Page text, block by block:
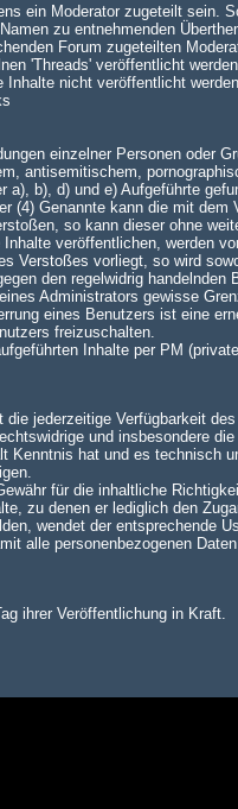
ein Moderator zugeteilt sein.
zu entnehmenden
Forum zugeteilten
'Threads' veröffentlicht
Inhalte nicht veröffentlicht
einzelner Personen oder
antisemitischem,
a), b), d) und e) Aufgeführte
(4) Genannte kann die mit
so kann dieser ohne
veröffentlichen, werden
Verstoßes vorliegt, so wird
den regelwidrig handelnden
Administrators gewisse
eines Benutzers ist eine
freizuschalten.
Inhalte per PM
die jederzeitige Verfügbarkeit
und insbesondere
Kenntnis hat und es technisch
für die inhaltliche
zu denen er lediglich den
wendet der entsprechende
alle personenbezogenen
ihrer Veröffentlichung in Kraft.